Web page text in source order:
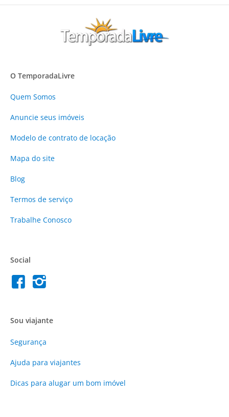
O TemporadaLivre
Quem Somos
Anuncie seus imóveis
Modelo de contrato de locação
Mapa do site
Blog
Termos de serviço
Trabalhe Conosco
Social
Sou viajante
Segurança
Ajuda para viajantes
Dicas para alugar um bom imóvel